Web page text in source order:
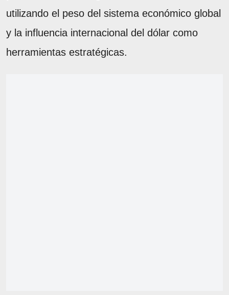
utilizando el peso del sistema económico global
y la influencia internacional del dólar como
herramientas estratégicas.